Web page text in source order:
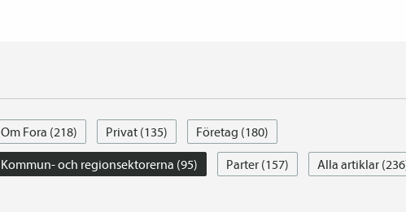
Om Fora (218) Privat (135)
Företag (180)
Kommun- och regionsektorerna (95)
Parter (157) Alla artiklar